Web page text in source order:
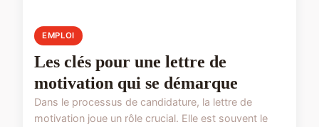
EMPLOI
Les clés pour une lettre de
motivation qui se démarque
Dans le processus de candidature, la lettre de
motivation joue un rôle crucial. Elle est souvent le